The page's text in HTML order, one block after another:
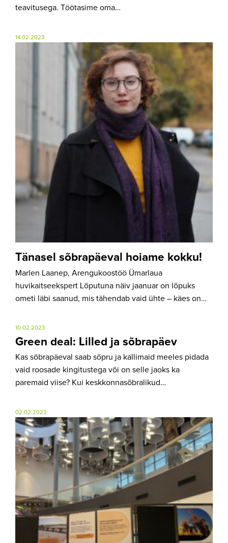
teavitusega. Töötasime oma…
14.02.2023
Tänasel sõbrapäeval hoiame kokku!
Marlen Laanep, Arengukoostöö Ümarlaua
huvikaitseekspert Lõputuna näiv jaanuar on lõpuks
ometi läbi saanud, mis tähendab vaid ühte – käes on…
10.02.2023
Green deal: Lilled ja sõbrapäev
Kas sõbrapäeval saab sõpru ja kallimaid meeles pidada
vaid roosade kingitustega või on selle jaoks ka
paremaid viise? Kui keskkonnasõbralikud…
02.02.2023